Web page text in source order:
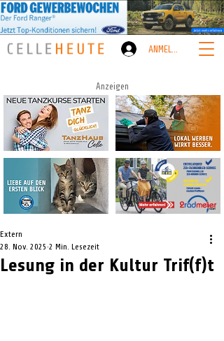
ANMELDEN
Anzeigen
Lesung in der Kultur Trif(f)t
Extern
28. Nov. 2025 2 Min. Lesezeit